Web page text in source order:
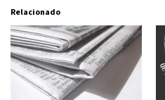
Relacionado